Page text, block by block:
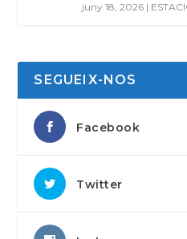
juny 18, 2026 |
SEGUEIX-NOS
Facebook
Twitter